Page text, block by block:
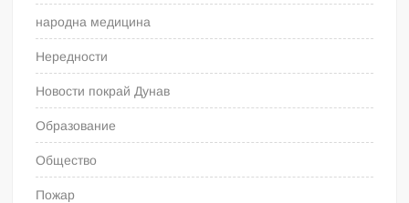
народна медицина
Нередности
Новости покрай Дунав
Образование
Общество
Пожар